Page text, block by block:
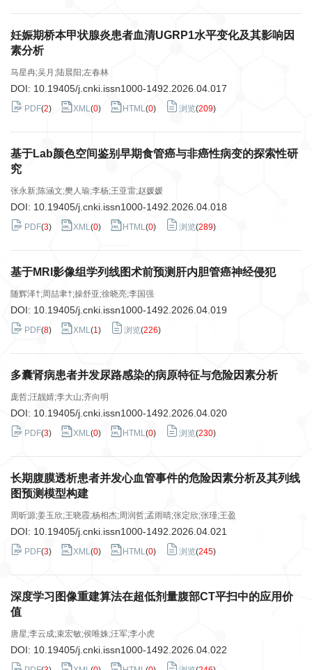
妊娠期桥本甲状腺炎患者血清UGRP1水平变化及其影响因
素分析
马星冉;吴月;陆晨阳;左春林
DOI: 10.19405/j.cnki.issn1000-1492.2026.04.017
PDF(2) XML(0) HTML(0) 浏览(209)
基于Lab颜色空间鉴别早期食管癌与非癌性病变的探索性研
究
张永新;陈涵文;樊人瑜;李杨;王亚雷;赵媛媛
DOI: 10.19405/j.cnki.issn1000-1492.2026.04.018
PDF(3) XML(0) HTML(0) 浏览(289)
基于MRI影像组学列线图术前预测肝内胆管癌神经侵犯
随辉泽†;周喆聿†;操舒亚;徐晓亮;李国强
DOI: 10.19405/j.cnki.issn1000-1492.2026.04.019
PDF(8) XML(1) 浏览(226)
多囊肾病患者并发尿路感染的病原特征与危险因素分析
庞哲;汪靓婧;李大山;齐向明
DOI: 10.19405/j.cnki.issn1000-1492.2026.04.020
PDF(3) XML(0) HTML(0) 浏览(230)
长期腹膜透析患者并发心血管事件的危险因素分析及其列线
图预测模型构建
周昕源;姜玉欣;王晓霞;杨相杰;周润哲;孟雨晴;张定欣;张瑾;王盈
DOI: 10.19405/j.cnki.issn1000-1492.2026.04.021
PDF(3) XML(0) HTML(0) 浏览(245)
深度学习图像重建算法在超低剂量腹部CT平扫中的应用价
值
唐星;李云成;束宏敏;侯唯姝;汪军;李小虎
DOI: 10.19405/j.cnki.issn1000-1492.2026.04.022